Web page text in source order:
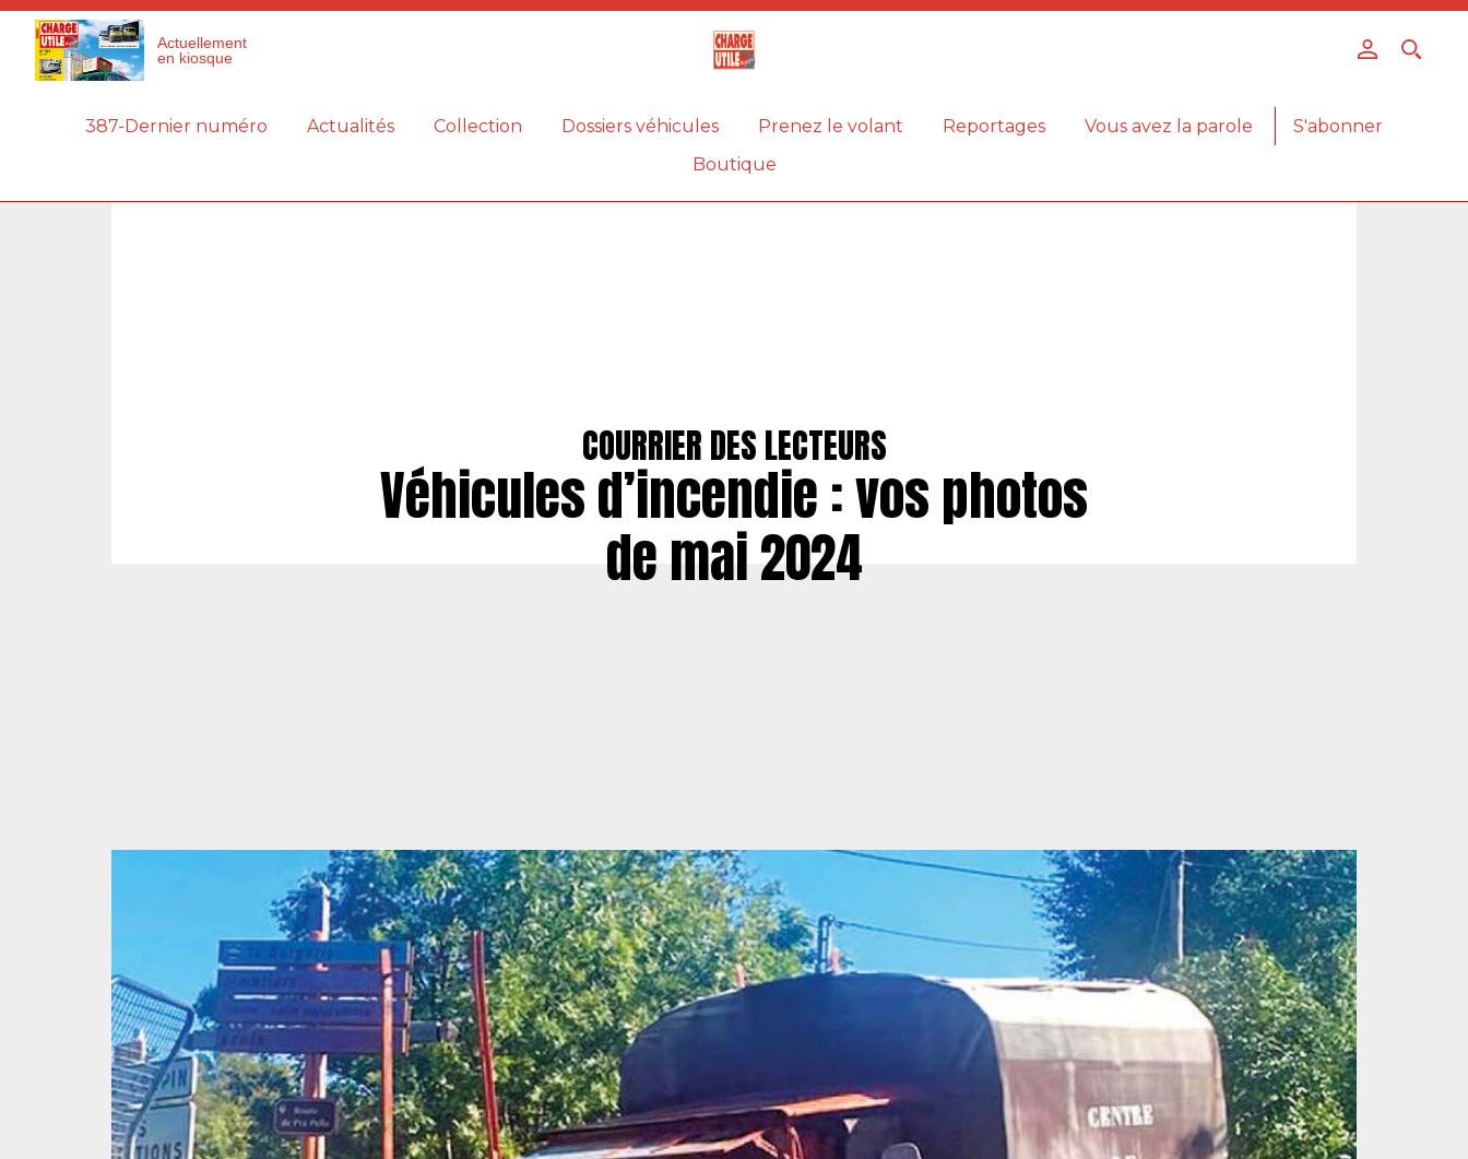
Actuellement
en kiosque
387-Dernier numéro Actualités Collection Dossiers véhicules Prenez le volant Reportages Vous avez la parole
S'abonner
Boutique
COURRIER DES LECTEURS
Véhicules d’incendie : vos photos
de mai 2024
Panneau de gestion des cookies